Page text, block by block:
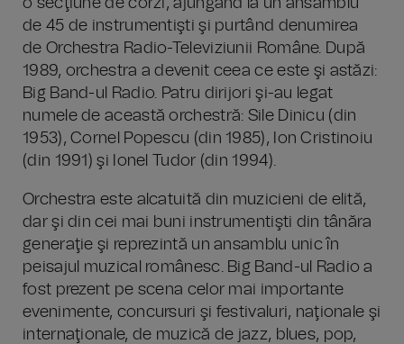
o secţiune de corzi, ajungând la un ansamblu
de 45 de instrumentişti şi purtând denumirea
de Orchestra Radio-Televiziunii Române. După
1989, orchestra a devenit ceea ce este şi astăzi:
Big Band-ul Radio. Patru dirijori şi-au legat
numele de această orchestră: Sile Dinicu (din
1953), Cornel Popescu (din 1985), Ion Cristinoiu
(din 1991) şi Ionel Tudor (din 1994).
Orchestra este alcatuită din muzicieni de elită,
dar şi din cei mai buni instrumentişti din tânăra
generaţie şi reprezintă un ansamblu unic în
peisajul muzical românesc. Big Band-ul Radio a
fost prezent pe scena celor mai importante
evenimente, concursuri şi festivaluri, naţionale şi
internaţionale, de muzică de jazz, blues, pop,